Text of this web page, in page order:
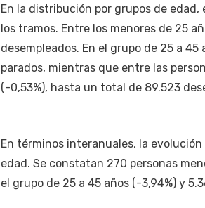
En la distribución por grupos de
los tramos. Entre los menores de 25
desempleados. En el grupo de 25 a 45
parados, mientras que entre las
(-0,53%), hasta un total de 89.523
En términos interanuales, la
edad. Se constatan 270 personas
el grupo de 25 a 45 años (-3,94%) y